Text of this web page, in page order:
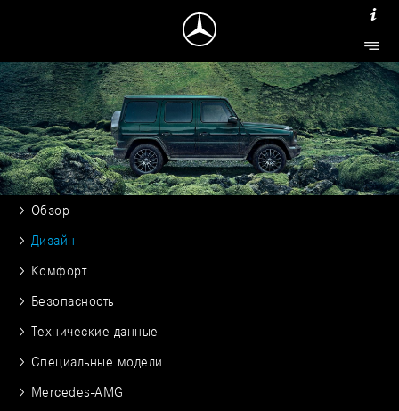
Обзор
Дизайн
Комфорт
Безопасность
Технические данные
Специальные модели
Mercedes-AMG